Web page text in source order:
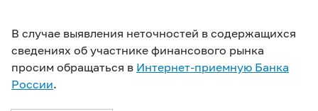
В случае выявления неточностей в содержащихся
сведениях об участнике финансового рынка
просим обращаться в Интернет-приемную Банка
России.